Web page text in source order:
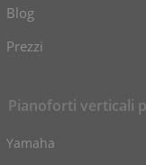
Blog
Prezzi
Pianoforti verticali
Yamaha